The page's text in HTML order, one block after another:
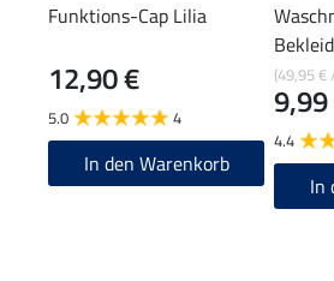
Funktions-Cap Lilia
12,90 €
5.0 4
In den Warenkorb
(49,95 €
4.4
In